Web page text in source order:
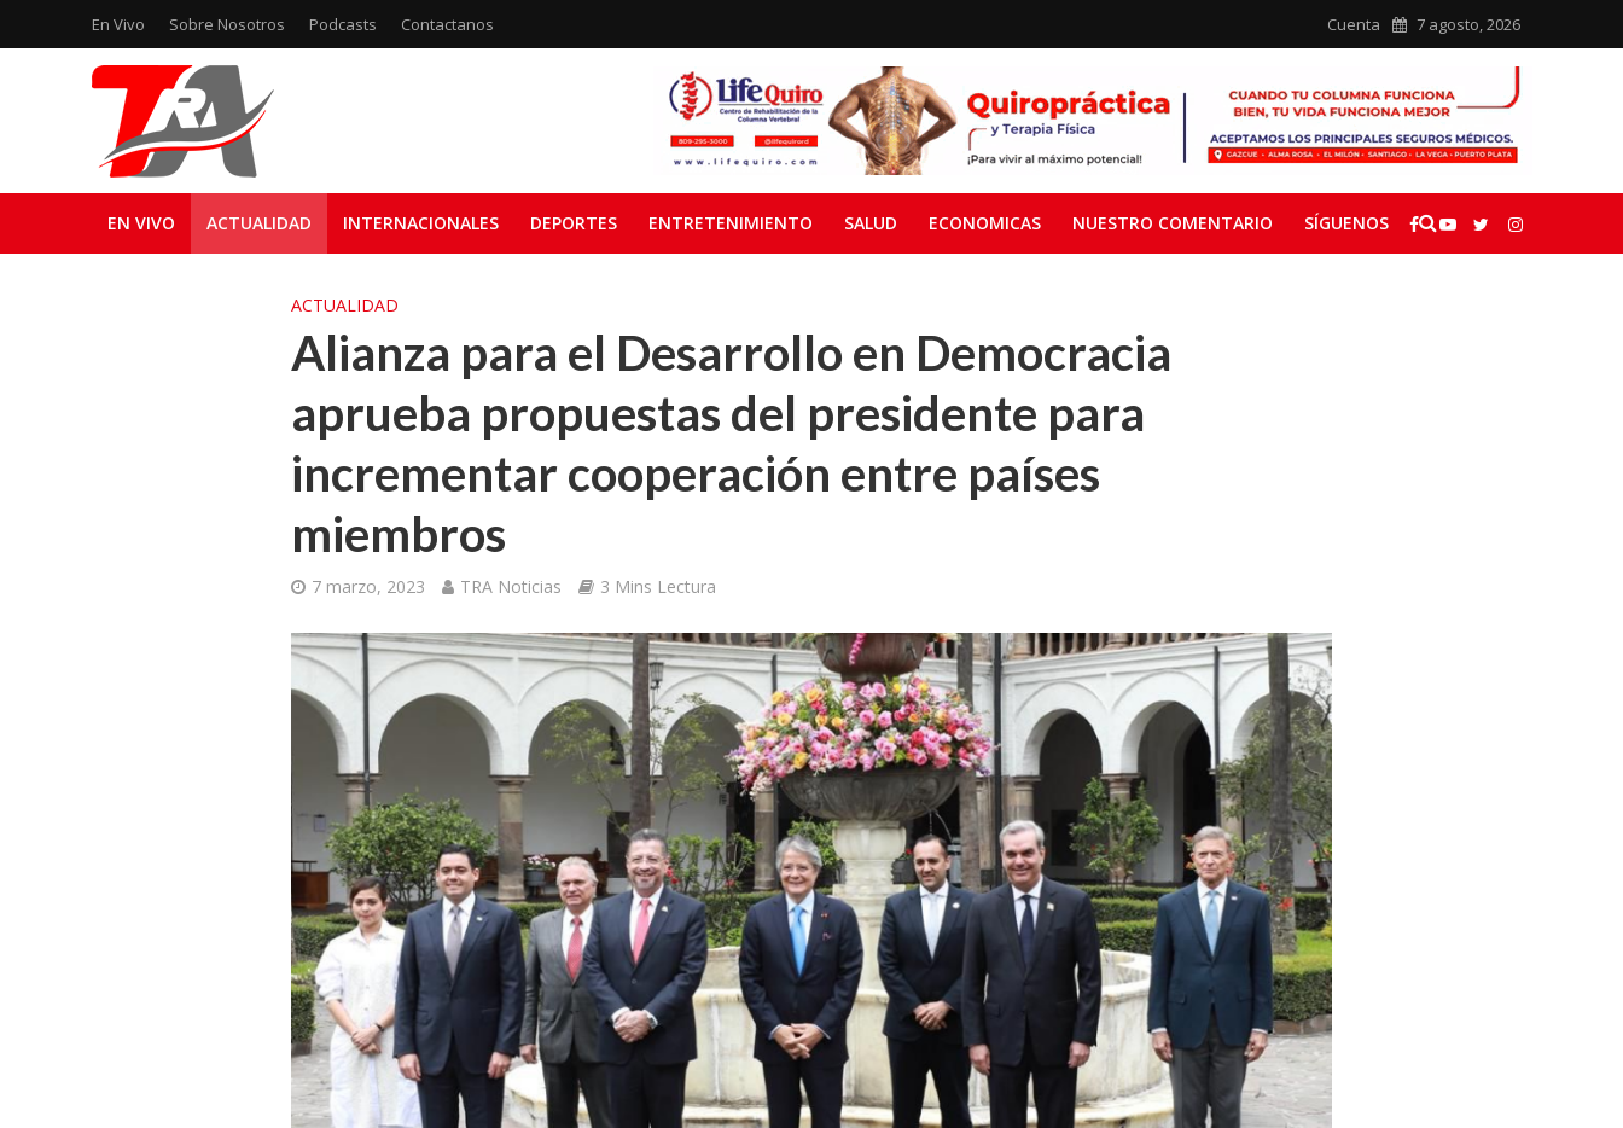
En Vivo Sobre Nosotros Podcasts Contactanos Cuenta 7 agosto, 2026
EN VIVO ACTUALIDAD INTERNACIONALES DEPORTES ENTRETENIMIENTO SALUD ECONOMICAS NUESTRO COMENTARIO SÍGUENOS
ACTUALIDAD
Alianza para el Desarrollo en Democracia
aprueba propuestas del presidente para
incrementar cooperación entre países
miembros
7 marzo, 2023 TRA Noticias 3 Mins Lectura